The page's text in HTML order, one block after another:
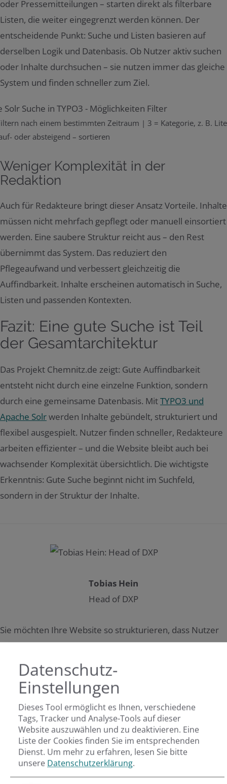
oder Pressemitteilungen – starten direkt als filterbare
Listen, die weiter eingegrenzt werden können. Der
entscheidende Punkt: Suche und Listen basieren auf
derselben Logik und Datenbasis. Ob Nutzer aktiv suchen
oder Inhalte durchsuchen – sie nutzen immer das gleiche
System und finden schneller zum Ziel.
nach einem bestimmten Zeitraum | 3 = Kategorie, z. B.
oder absteigend – sortieren
Weniger Komplexität in der
Redaktion
Auch für Redakteure bringt dieser Ansatz Vorteile. Inhalte
müssen nicht mehrfach gepflegt oder manuell einsortiert
werden. Eine saubere Struktur reicht aus – den Rest
übernimmt das System. Das reduziert den
Pflegeaufwand und verbessert gleichzeitig die
Auffindbarkeit. Inhalte erscheinen automatisch in Suche,
Listen und passenden Kontexten.
Fazit: Eine gute Suche ist Teil
der Gesamtarchitektur
Das Projekt Chemnitz.de zeigt: Gute Auffindbarkeit
entsteht nicht durch eine einzelne Funktion, sondern
durch eine gemeinsame Datenbasis. MitTYPO3 und
Apache Solrwerden Inhalte gebündelt, strukturiert und
flexibel ausgespielt. Nutzer finden schneller, Redakteure
arbeiten effizienter – und die Website bleibt auch bei
wachsender Komplexität übersichtlich. Die wichtigste
Erkenntnis: Gute Suche beginnt nicht im Suchfeld,
sondern in der Struktur der Inhalte.
Tobias Hein
Head of DXP
Sie möchten Ihre Website so strukturieren, dass Nutzer
Inhalte schneller finden und Ihre Redaktion effizienter
arbeiten kann? Sprechen Sie mit uns – wir zeigen Ihnen,
wie moderne Such- und Filterlösungen mit TYPO3 und
Solr Ihre digitale Plattform nachhaltig verbessern.
Jetzt Kontakt aufnehmen
VonSandra Beier
Sandra sammelt seit 2011 Erfahrungen mit
Datenschutz-
Einstellungen
Dieses Tool ermöglicht es Ihnen, verschiedene
Tags, Tracker und Analyse-Tools auf dieser
Website auszuwählen und zu deaktivieren. Eine
Liste der Cookies finden Sie im entsprechenden
Dienst. Um mehr zu erfahren, lesen Sie bitte
unsere Datenschutzerklärung.